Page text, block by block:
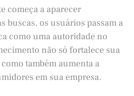
começa a aparecer
buscas, os usuários passam a
como uma autoridade no
não só fortalece sua
também aumenta a
em sua empresa.